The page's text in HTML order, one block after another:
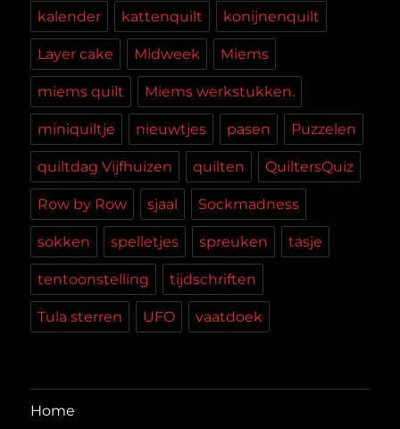
kalender kattenquilt konijnenquilt
Layer cake Midweek Miems
miems quilt Miems werkstukken.
miniquiltje nieuwtjes pasen Puzzelen
quiltdag Vijfhuizen quilten QuiltersQuiz
Row by Row sjaal Sockmadness
sokken spelletjes spreuken tasje
tentoonstelling tijdschriften
Tula sterren UFO vaatdoek
Home